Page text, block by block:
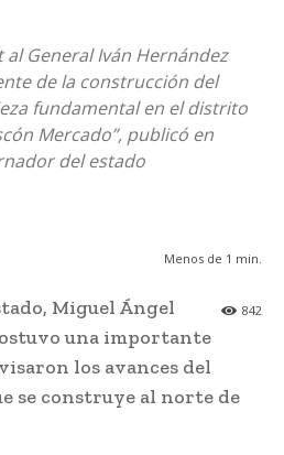
al General Iván Hernández
de la construcción del
fundamental en el distrito
Mercado”, publicó en
del estado
Menos de 1 min.
842
Miguel Ángel
una importante
los avances del
se construye al norte de